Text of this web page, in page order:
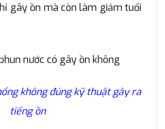
gây ồn mà còn làm giảm tuổi
không đúng kỹ thuật gây ra
tiếng ồn